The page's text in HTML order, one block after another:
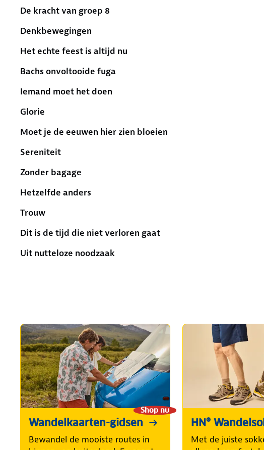
De kracht van groep 8
Denkbewegingen
Het echte feest is altijd nu
Bachs onvoltooide fuga
Iemand moet het doen
Glorie
Moet je de eeuwen hier zien bloeien
Sereniteit
Zonder bagage
Hetzelfde anders
Trouw
Dit is de tijd die niet verloren gaat
Uit nutteloze noodzaak
Shop nu
Wandelkaarten-gidsen
Bewandel de mooiste routes in
HN®
Met de juiste